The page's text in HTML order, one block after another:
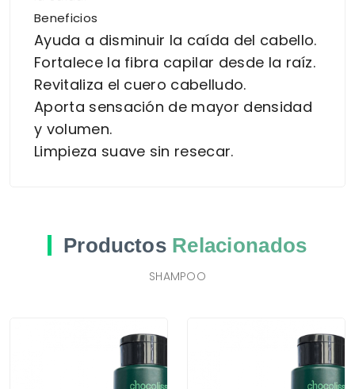
Beneficios
Ayuda a disminuir la caída del cabello.
Fortalece la fibra capilar desde la raíz.
Revitaliza el cuero cabelludo.
Aporta sensación de mayor densidad
y volumen.
Limpieza suave sin resecar.
Productos Relacionados
SHAMPOO